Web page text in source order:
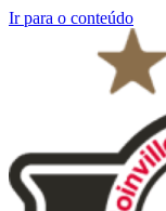
Ir para o conteúdo